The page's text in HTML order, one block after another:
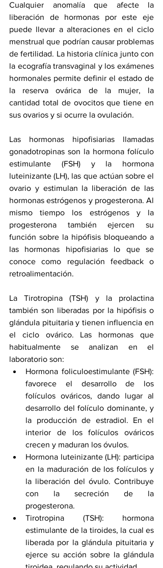
Cualquier anomalía que afecte la
liberación de hormonas por este eje
puede llevar a alteraciones en el ciclo
menstrual que podrían causar problemas
de fertilidad. La historia clínica junto con
la ecografía transvaginal y los exámenes
hormonales permite definir el estado de
la reserva ovárica de la mujer, la
cantidad total de ovocitos que tiene en
sus ovarios y si ocurre la ovulación.
Las hormonas hipofisiarias llamadas
gonadotropinas son la hormona folículo
estimulante (FSH) y la hormona
luteinizante (LH), las que actúan sobre el
ovario y estimulan la liberación de las
hormonas estrógenos y progesterona. Al
mismo tiempo los estrógenos y la
progesterona también ejercen su
función sobre la hipófisis bloqueando a
las hormonas hipofisiarias lo que se
conoce como regulación feedback o
retroalimentación.
La Tirotropina (TSH) y la prolactina
también son liberadas por la hipófisis o
glándula pituitaria y tienen influencia en
el ciclo ovárico. Las hormonas que
habitualmente se analizan en el
laboratorio son:
Hormona foliculoestimulante (FSH):
favorece el desarrollo de los
folículos ováricos, dando lugar al
desarrollo del folículo dominante, y
la producción de estradiol. En el
interior de los folículos ováricos
crecen y maduran los óvulos.
Hormona luteinizante (LH): participa
en la maduración de los folículos y
la liberación del óvulo. Contribuye
con la secreción de la
progesterona.
Tirotropina (TSH): hormona
estimulante de la tiroides, la cual es
liberada por la glándula pituitaria y
ejerce su acción sobre la glándula